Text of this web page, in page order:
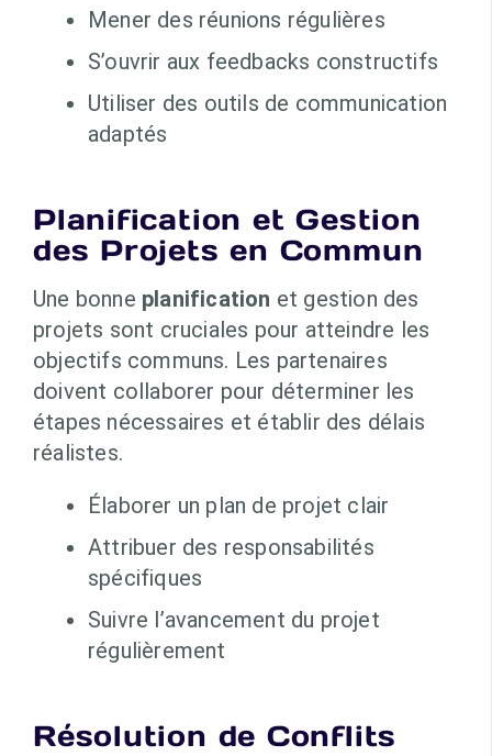
Mener des réunions régulières
S’ouvrir aux feedbacks constructifs
Utiliser des outils de communication
adaptés
Planification et Gestion
des Projets en Commun
Une bonne planification et gestion des
projets sont cruciales pour atteindre les
objectifs communs. Les partenaires
doivent collaborer pour déterminer les
étapes nécessaires et établir des délais
réalistes.
Élaborer un plan de projet clair
Attribuer des responsabilités
spécifiques
Suivre l’avancement du projet
régulièrement
Résolution de Conflits